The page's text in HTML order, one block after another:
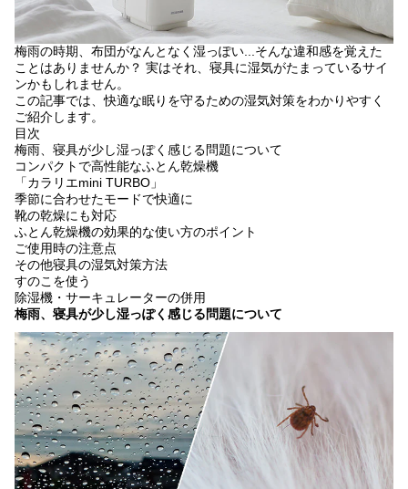
梅雨の時期、布団がなんとなく湿っぽい...そんな違和感を覚えた
ことはありませんか？ 実はそれ、寝具に湿気がたまっているサイ
ンかもしれません。
この記事では、快適な眠りを守るための湿気対策をわかりやすく
ご紹介します。
目次
梅雨、寝具が少し湿っぽく感じる問題について
コンパクトで高性能なふとん乾燥機
「カラリエmini TURBO」
季節に合わせたモードで快適に
靴の乾燥にも対応
ふとん乾燥機の効果的な使い方のポイント
ご使用時の注意点
その他寝具の湿気対策方法
すのこを使う
除湿機・サーキュレーターの併用
梅雨、寝具が少し湿っぽく感じる問題について